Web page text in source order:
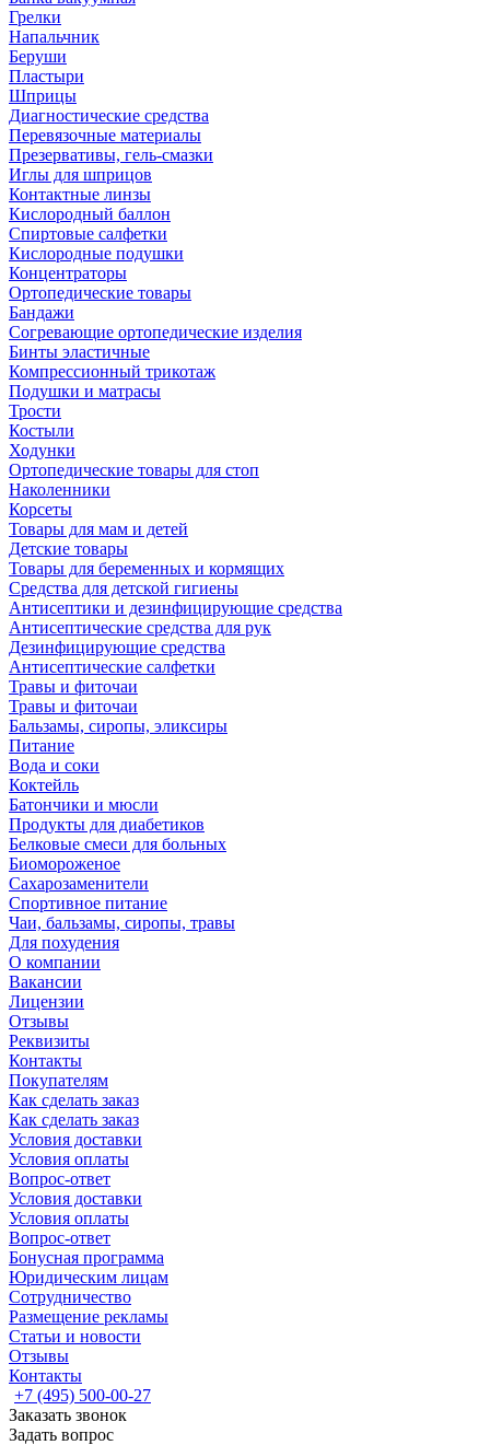
Грелки
Напальчник
Беруши
Пластыри
Шприцы
Диагностические средства
Перевязочные материалы
Презервативы, гель-смазки
Иглы для шприцов
Контактные линзы
Кислородный баллон
Спиртовые салфетки
Кислородные подушки
Концентраторы
Ортопедические товары
Бандажи
Согревающие ортопедические изделия
Бинты эластичные
Компрессионный трикотаж
Подушки и матрасы
Трости
Костыли
Ходунки
Ортопедические товары для стоп
Наколенники
Корсеты
Товары для мам и детей
Детские товары
Товары для беременных и кормящих
Средства для детской гигиены
Антисептики и дезинфицирующие средства
Антисептические средства для рук
Дезинфицирующие средства
Антисептические салфетки
Травы и фиточаи
Травы и фиточаи
Бальзамы, сиропы, эликсиры
Питание
Вода и соки
Коктейль
Батончики и мюсли
Продукты для диабетиков
Белковые смеси для больных
Биомороженое
Сахарозаменители
Спортивное питание
Чаи, бальзамы, сиропы, травы
Для похудения
О компании
Вакансии
Лицензии
Отзывы
Реквизиты
Контакты
Покупателям
Как сделать заказ
Как сделать заказ
Условия доставки
Условия оплаты
Вопрос-ответ
Условия доставки
Условия оплаты
Вопрос-ответ
Бонусная программа
Юридическим лицам
Сотрудничество
Размещение рекламы
Статьи и новости
Отзывы
Контакты
+7 (495) 500-00-27
Заказать звонок
Задать вопрос